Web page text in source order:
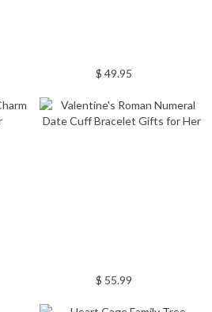
$ 49.95
$ 55.99